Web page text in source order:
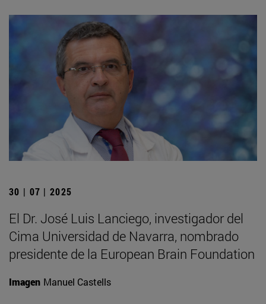
30 | 07 | 2025
El Dr. José Luis Lanciego, investigador del
Cima Universidad de Navarra, nombrado
presidente de la European Brain Foundation
Imagen Manuel Castells